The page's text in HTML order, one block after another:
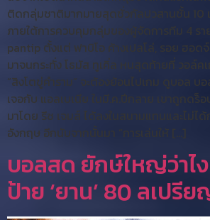
ติดกลุ่มชาติมากมายสุดชั่วกัลปวสานชั้น 10
ภายใต้การควบคุมกลุ่มของผู้จัดการทีม 4 ร
pantip ตั้งแต่ ฟาบิโอ ค้างเปลโล่, รอย ฮอดจ์
มาจนกระทั่ง โธมัส ทูเคิ่ล หนสุดท้ายที่ วอล์ค
“สิงโตขู่คำราม” จะต้องย้อนไปเกม ดูบอล บ
เจอกับ แอลเบเนีย ในมี.ค.ปีกลาย เขาถูกดร็
มาโดย รีซ เจมส์ ได้ลงในสนามแทนและไม่
อังกฤษ อีกนับจากนั้นมา “การเล่นให้ […]
บอลสด ยักษ์ใหญ่ว่าไ
ป้าย ‘ยาน’ 80 ลเปรี